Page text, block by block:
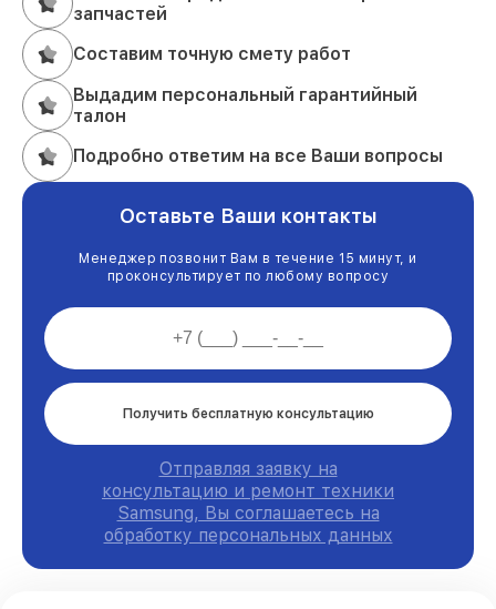
запчастей
Составим точную смету работ
Выдадим персональный гарантийный
талон
Подробно ответим на все Ваши вопросы
Оставьте Ваши контакты
Менеджер позвонит Вам в течение 15 минут, и
проконсультирует по любому вопросу
Получить бесплатную консультацию
Отправляя заявку на
консультацию и ремонт техники
Samsung, Вы соглашаетесь на
обработку персональных данных